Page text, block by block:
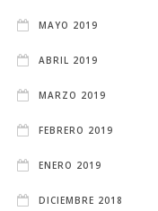
MAYO 2019
ABRIL 2019
MARZO 2019
FEBRERO 2019
ENERO 2019
DICIEMBRE 2018